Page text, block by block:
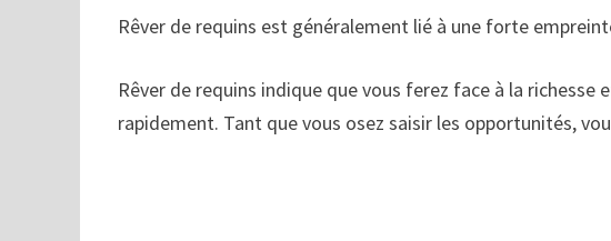
Rêver de requins est généralement lié à une forte
Rêver de requins indique que vous ferez face à la
rapidement. Tant que vous osez saisir les opportunités,